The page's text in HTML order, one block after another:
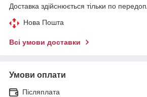
Доставка здійснюється тільки по
Нова Пошта
Всі умови доставки
Умови оплати
Післяплата